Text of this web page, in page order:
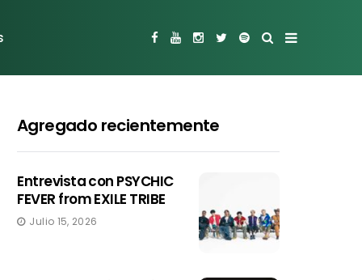
Agregado recientemente
Entrevista con PSYCHIC
FEVER from EXILE TRIBE
Julio 15, 2026